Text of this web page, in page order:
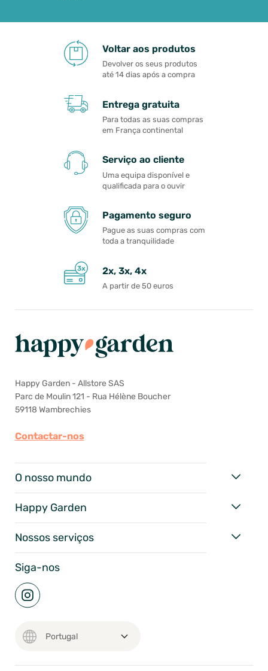
Voltar aos produtos
Devolver os seus produtos
até 14 dias após a compra
Entrega gratuita
Para todas as suas compras
em França continental
Serviço ao cliente
Uma equipa disponível e
qualificada para o ouvir
Pagamento seguro
Pague as suas compras com
toda a tranquilidade
2x, 3x, 4x
A partir de 50 euros
Happy Garden - Allstore SAS
Parc de Moulin 121 - Rua Hélène Boucher
59118 Wambrechies
Contactar-nos
O nosso mundo
Happy Garden
Nossos serviços
Siga-nos